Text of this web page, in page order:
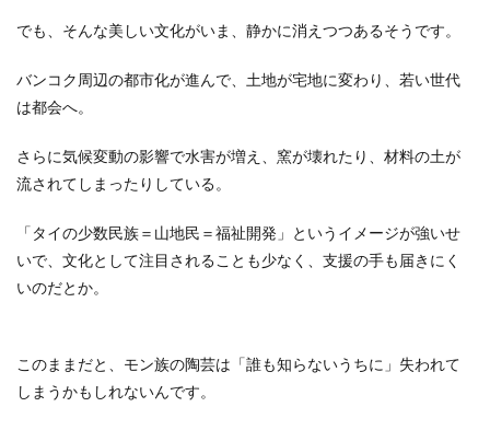
でも、そんな美しい文化がいま、静かに消えつつあるそうです。
バンコク周辺の都市化が進んで、土地が宅地に変わり、若い世代
は都会へ。
さらに気候変動の影響で水害が増え、窯が壊れたり、材料の土が
流されてしまったりしている。
「タイの少数民族＝山地民＝福祉開発」というイメージが強いせ
いで、文化として注目されることも少なく、支援の手も届きにく
いのだとか。
このままだと、モン族の陶芸は「誰も知らないうちに」失われて
しまうかもしれないんです。